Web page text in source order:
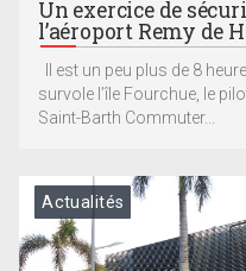
Un exercice de
l’aéroport Remy de
Il est un peu plus de 8
survole l’île Fourchue, le
Saint-Barth Commuter...
Actualités